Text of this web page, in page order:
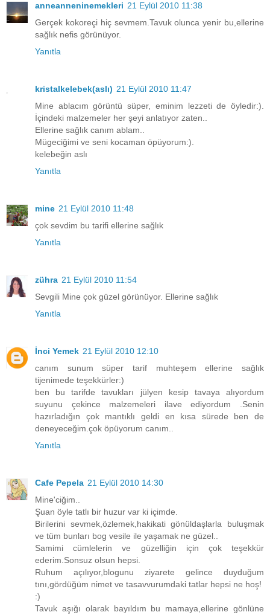
anneanneninemekleri 21 Eylül 2010 11:38
Gerçek kokoreçi hiç sevmem.Tavuk olunca yenir bu,ellerine
sağlık nefis görünüyor.
Yanıtla
kristalkelebek(aslı) 21 Eylül 2010 11:47
Mine ablacım görüntü süper, eminim lezzeti de öyledir:).
İçindeki malzemeler her şeyi anlatıyor zaten..
Ellerine sağlık canım ablam..
Mügeciğimi ve seni kocaman öpüyorum:).
kelebeğin aslı
Yanıtla
mine 21 Eylül 2010 11:48
çok sevdim bu tarifi ellerine sağlık
Yanıtla
zühra 21 Eylül 2010 11:54
Sevgili Mine çok güzel görünüyor. Ellerine sağlık
Yanıtla
İnci Yemek 21 Eylül 2010 12:10
canım sunum süper tarif muhteşem ellerine sağlık
tijenimede teşekkürler:)
ben bu tarifde tavukları jülyen kesip tavaya alıyordum
suyunu çekince malzemeleri ilave ediyordum .Senin
hazırladığın çok mantıklı geldi en kısa sürede ben de
deneyeceğim.çok öpüyorum canım..
Yanıtla
Cafe Pepela 21 Eylül 2010 14:30
Mine'ciğim..
Şuan öyle tatlı bir huzur var ki içimde.
Birilerini sevmek,özlemek,hakikati gönüldaşlarla buluşmak
ve tüm bunları bog vesile ile yaşamak ne güzel..
Samimi cümlelerin ve güzelliğin için çok teşekkür
ederim.Sonsuz olsun hepsi.
Ruhum açılıyor,blogunu ziyarete gelince duyduğum
tını,gördüğüm nimet ve tasavvurumdaki tatlar hepsi ne hoş!
:)
Tavuk aşığı olarak bayıldım bu mamaya,ellerine gönlüne